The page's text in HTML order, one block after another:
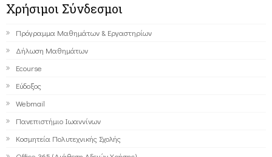
Χρήσιμοι Σύνδεσμοι
Πρόγραμμα Μαθημάτων & Εργαστηρίων
Δήλωση Μαθημάτων
Ecourse
Εύδοξος
Webmail
Πανεπιστήμιο Ιωαννίνων
Κοσμητεία Πολυτεχνικής Σχολής